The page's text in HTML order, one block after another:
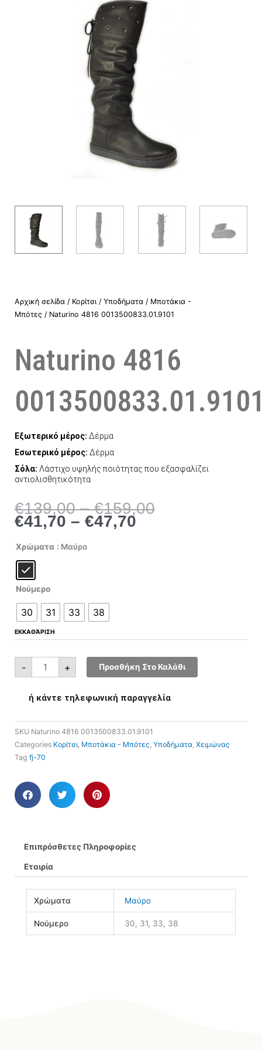
Αρχική σελίδα / Κορίτσι / Υποδήματα / Μποτάκια -
Μπότες / Naturino 4816 0013500833.01.9101
Naturino 4816
Εξωτερικό μέρος: Δέρμα
Εσωτερικό μέρος: Δέρμα
Σόλα: Λάστιχο υψηλής ποιότητας που εξασφαλίζει
αντιολισθητικότητα
€139,00 – €159,00Price
€41,70 – €47,70
Price
Χρώματα : Μαύρο
Νούμερο
30 31 33 38
ΕΚΚΑΘΆΡΙΣΗ
-
Naturino
4816
ποσότητα
+ Προσθήκη Στο Καλάθι
ή κάντε τηλεφωνική παραγγελία
SKU Naturino 4816 0013500833.01.9101
Categories Κορίτσι, Μποτάκια - Μπότες, Υποδήματα, Χειμώνας
Tag fj-70
Επιπρόσθετες Πληροφορίες
Εταιρία
Χρώματα Μαύρο
Νούμερο 30, 31, 33, 38